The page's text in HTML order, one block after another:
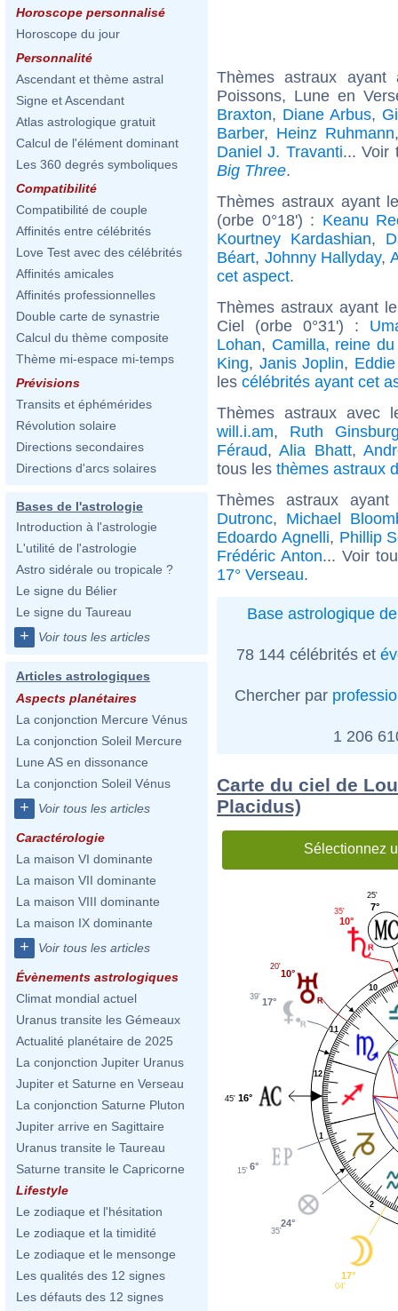
Horoscope personnalisé
Horoscope du jour
Personnalité
Ascendant et thème astral
Signe et Ascendant
Atlas astrologique gratuit
Calcul de l'élément dominant
Les 360 degrés symboliques
Compatibilité
Compatibilité de couple
Affinités entre célébrités
Love Test avec des célébrités
Affinités amicales
Affinités professionnelles
Double carte de synastrie
Calcul du thème composite
Thème mi-espace mi-temps
Prévisions
Transits et éphémérides
Révolution solaire
Directions secondaires
Directions d'arcs solaires
Bases de l'astrologie
Introduction à l'astrologie
L'utilité de l'astrologie
Astro sidérale ou tropicale ?
Le signe du Bélier
Le signe du Taureau
+ Voir tous les articles
Articles astrologiques
Aspects planétaires
La conjonction Mercure Vénus
La conjonction Soleil Mercure
Lune AS en dissonance
La conjonction Soleil Vénus
+ Voir tous les articles
Caractérologie
La maison VI dominante
La maison VII dominante
La maison VIII dominante
La maison IX dominante
+ Voir tous les articles
Évènements astrologiques
Climat mondial actuel
Uranus transite les Gémeaux
Actualité planétaire de 2025
La conjonction Jupiter Uranus
Jupiter et Saturne en Verseau
La conjonction Saturne Pluton
Jupiter arrive en Sagittaire
Uranus transite le Taureau
Saturne transite le Capricorne
Lifestyle
Le zodiaque et l'hésitation
Le zodiaque et la timidité
Le zodiaque et le mensonge
Les qualités des 12 signes
Les défauts des 12 signes
Thèmes astraux
Poissons, Lune en
Braxton, Diane Arbus,
Barber, Heinz Ruhmann
Daniel J. Travanti... Voir
Big Three.
Thèmes astraux ayant
(orbe 0°18') : Keanu
Kourtney Kardashian,
Béart, Johnny Hallyday,
cet aspect.
Thèmes astraux ayant
Ciel (orbe 0°31') :
Lohan, Camilla, reine
King, Janis Joplin,
les célébrités ayant cet
Thèmes astraux avec
will.i.am, Ruth
Féraud,Alia Bhatt,
tous les thèmes astraux
Thèmes astraux
Dutronc, Michael
Edoardo Agnelli, Phillip
Frédéric Anton... Voir
17° Verseau.
Base astrologique
78 144 célébrités et
Chercher par
1 206
Carte du ciel de
Placidus)
Sélectionnez
1
2
10
11
12
7°
25'
10°
35'
10°
20'
17°
39'
16°
45'
6°
15'
24°
35'
17°
04'